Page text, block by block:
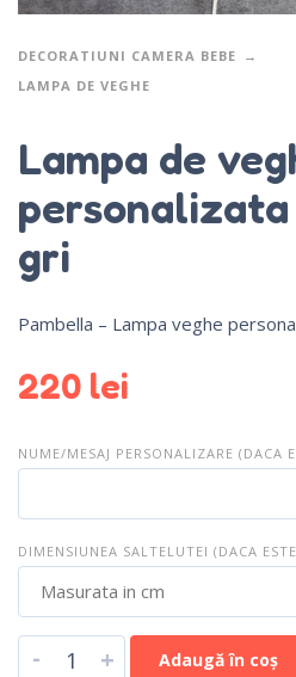
DECORATIUNI CAMERA BEBE
LAMPA DE VEGHE
Lampa de
personalizata
gri
Pambella – Lampa veghe
220 lei
NUME/MESAJ PERSONALIZARE (DACA
DIMENSIUNEA SALTELUTEI (DACA
- + Adaugă în coș